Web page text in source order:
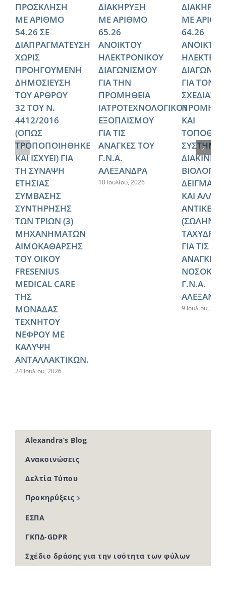
ΠΡΟΣΚΛΗΣΗ
ΜΕ ΑΡΙΘΜΟ
54.26 ΣΕ
ΔΙΑΠΡΑΓΜΑΤΕΥΣΗ
ΧΩΡΙΣ
ΠΡΟΗΓΟΥΜΕΝΗ
ΔΗΜΟΣΙΕΥΣΗ
ΤΟΥ ΑΡΘΡΟΥ
32 ΤΟΥ Ν.
4412/2016
(ΟΠΩΣ
ΤΡΟΠΟΠΟΙΗΘΗΚΕ
ΚΑΙ ΙΣΧΥΕΙ) ΓΙΑ
ΤΗ ΣΥΝΑΨΗ
ΕΤΗΣΙΑΣ
ΣΥΜΒΑΣΗΣ
ΣΥΝΤΗΡΗΣΗΣ
ΤΩΝ ΤΡΙΩΝ (3)
ΜΗΧΑΝΗΜΑΤΩΝ
ΑΙΜΟΚΑΘΑΡΣΗΣ
ΤΟΥ ΟΙΚΟΥ
FRESENIUS
MEDICAL CARE
ΤΗΣ
ΜΟΝΑΔΑΣ
ΤΕΧΝΗΤΟΥ
ΝΕΦΡΟΥ ΜΕ
ΚΑΛΥΨΗ
ΑΝΤΑΛΛΑΚΤΙΚΩΝ.
24 Ιουλίου, 2026
ΔΙΑΚΗΡΥΞΗ
ΜΕ ΑΡΙΘΜΟ
65.26
ΑΝΟΙΚΤΟΥ
ΗΛΕΚΤΡΟΝΙΚΟΥ
ΔΙΑΓΩΝΙΣΜΟΥ
ΓΙΑ ΤΗΝ
ΠΡΟΜΗΘΕΙΑ
ΙΑΤΡΟΤΕΧΝΟΛΟΓΙΚΟΥ
ΕΞΟΠΛΙΣΜΟΥ
ΓΙΑ ΤΙΣ
ΑΝΑΓΚΕΣ ΤΟΥ
Γ.Ν.Α.
ΑΛΕΞΑΝΔΡΑ
10 Ιουλίου, 2026
ΜΕ
64.26
ΑΝΟΙΚΤΟΥ
ΓΙΑ ΤΟΝ
ΚΑΙ
ΚΑΙ
ΓΙΑ ΤΙΣ
ΑΝΑΓΚΕΣ
Γ.Ν.Α.
9 Ιουλίου, 2026
Alexandra’s Blog
Ανακοινώσεις
Δελτία Τύπου
Προκηρύξεις
ΕΣΠΑ
ΓΚΠΔ-GDPR
Σχέδιο δράσης για την ισότητα των φύλων